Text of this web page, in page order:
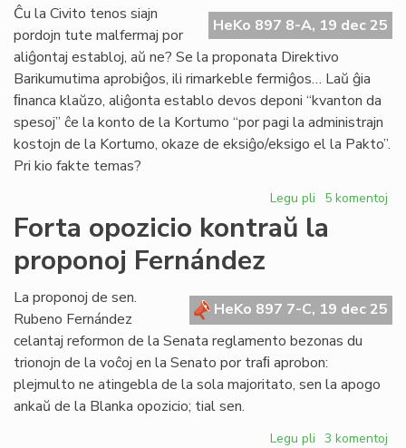
la
4a
Virtuala
Kongreso
HeKo 897 8-A, 19 dec 25
Ĉu la Civito tenos siajn
pordojn tute malfermaj por
aliĝontaj establoj, aŭ ne? Se la proponata Direktivo
Barikumutima aprobiĝos, ili rimarkeble fermiĝos… Laŭ ĝia
ﬁnanca klaŭzo, aliĝonta establo devos deponi “kvanton da
spesoj” ĉe la konto de la Kortumo “por pagi la administrajn
kostojn de la Kortumo, okaze de eksiĝo/eksigo el la Pakto”.
Pri kio fakte temas?
Legu pli pri
estonta
fortikaĵo?
5 komentoj
Forta opozicio kontraŭ la
proponoj Fernández
HeKo 897 7-C, 19 dec 25
La proponoj de sen.
Rubeno Fernández
celantaj reformon de la Senata reglamento bezonas du
trionojn de la voĉoj en la Senato por traﬁ aprobon:
plejmulto ne atingebla de la sola majoritato, sen la apogo
ankaŭ de la Blanka opozicio; tial sen.
Legu pli pri
3 komentoj